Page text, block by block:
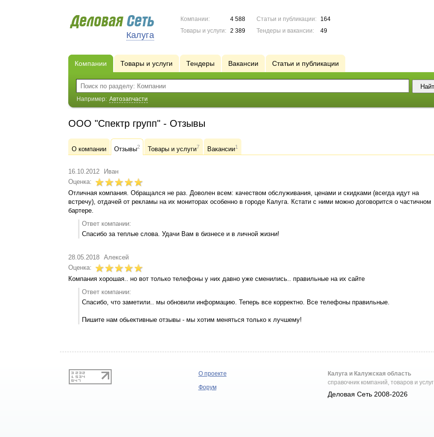
Калуга
Компании:
4 588
Товары и услуги:
2 389
Статьи и публикации:
164
Тендеры и вакансии:
49
Компании Товары и услуги Тендеры Вакансии Статьи и публикации
Например: Автозапчасти
ООО "Спектр групп" - Отзывы
О компании Отзывы2 Товары и услуги7 Вакансии1
16.10.2012
Иван
Оценка:
Отличная компания. Обращался не раз. Доволен всем: качеством обслуживания, ценами и скидками (всегда идут на
встречу), отдачей от рекламы на их мониторах особенно в городе Калуга. Кстати с ними можно договорится о частичном
бартере.
Ответ компании:
Спасибо за теплые слова. Удачи Вам в бизнесе и в личной жизни!
28.05.2018
Алексей
Оценка:
Компания хорошая.. но вот только телефоны у них давно уже сменились.. правильные на их сайте
Ответ компании:
Спасибо, что заметили.. мы обновили информацию. Теперь все корректно. Все телефоны правильные.
Пишите нам обьективные отзывы - мы хотим меняться только к лучшему!
О проекте
Форум
Калуга и Калужская область
справочник компаний, товаров и услуг
Деловая Сеть 2008-2026